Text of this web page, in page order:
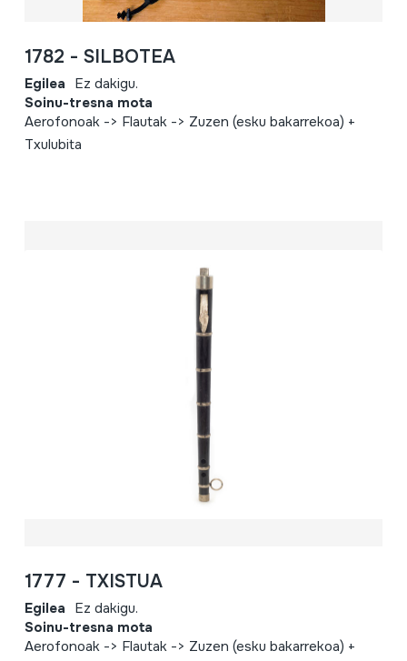
1782 - SILBOTEA
Egilea Ez dakigu.
Soinu-tresna mota
Aerofonoak -> Flautak -> Zuzen (esku bakarrekoa) +
Txulubita
1777 - TXISTUA
Egilea Ez dakigu.
Soinu-tresna mota
Aerofonoak -> Flautak -> Zuzen (esku bakarrekoa) +